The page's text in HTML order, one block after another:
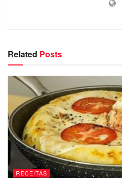
Related Posts
RECEITAS